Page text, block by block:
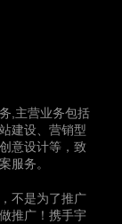
,主营业务包括
建设、营销型
意设计等，致
服务。
不是为了推广
推广！携手宇